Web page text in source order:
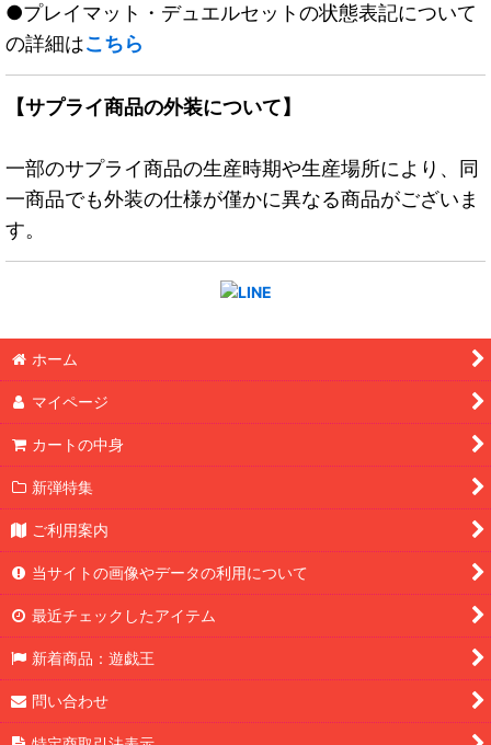
●プレイマット・デュエルセットの状態表記について
の詳細はこちら
【サプライ商品の外装について】
一部のサプライ商品の生産時期や生産場所により、同
一商品でも外装の仕様が僅かに異なる商品がございま
す。
ホーム
マイページ
カートの中身
新弾特集
ご利用案内
当サイトの画像やデータの利用について
最近チェックしたアイテム
新着商品：遊戯王
問い合わせ